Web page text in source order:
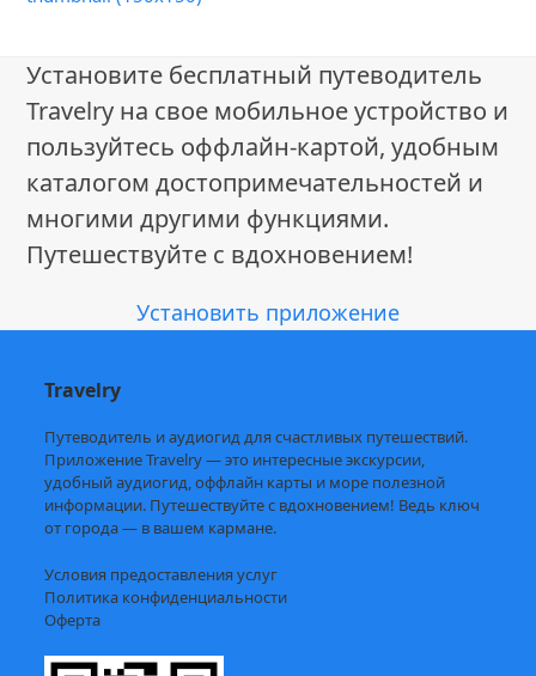
Установите бесплатный путеводитель
Travelry на свое мобильное устройство и
пользуйтесь оффлайн-картой, удобным
каталогом достопримечательностей и
многими другими функциями.
Путешествуйте с вдохновением!
Установить приложение
Travelry
Путеводитель и аудиогид для счастливых путешествий.
Приложение Travelry — это интересные экскурсии,
удобный аудиогид, оффлайн карты и море полезной
информации. Путешествуйте с вдохновением! Ведь ключ
от города — в вашем кармане.
Условия предоставления услуг
Политика конфиденциальности
Оферта